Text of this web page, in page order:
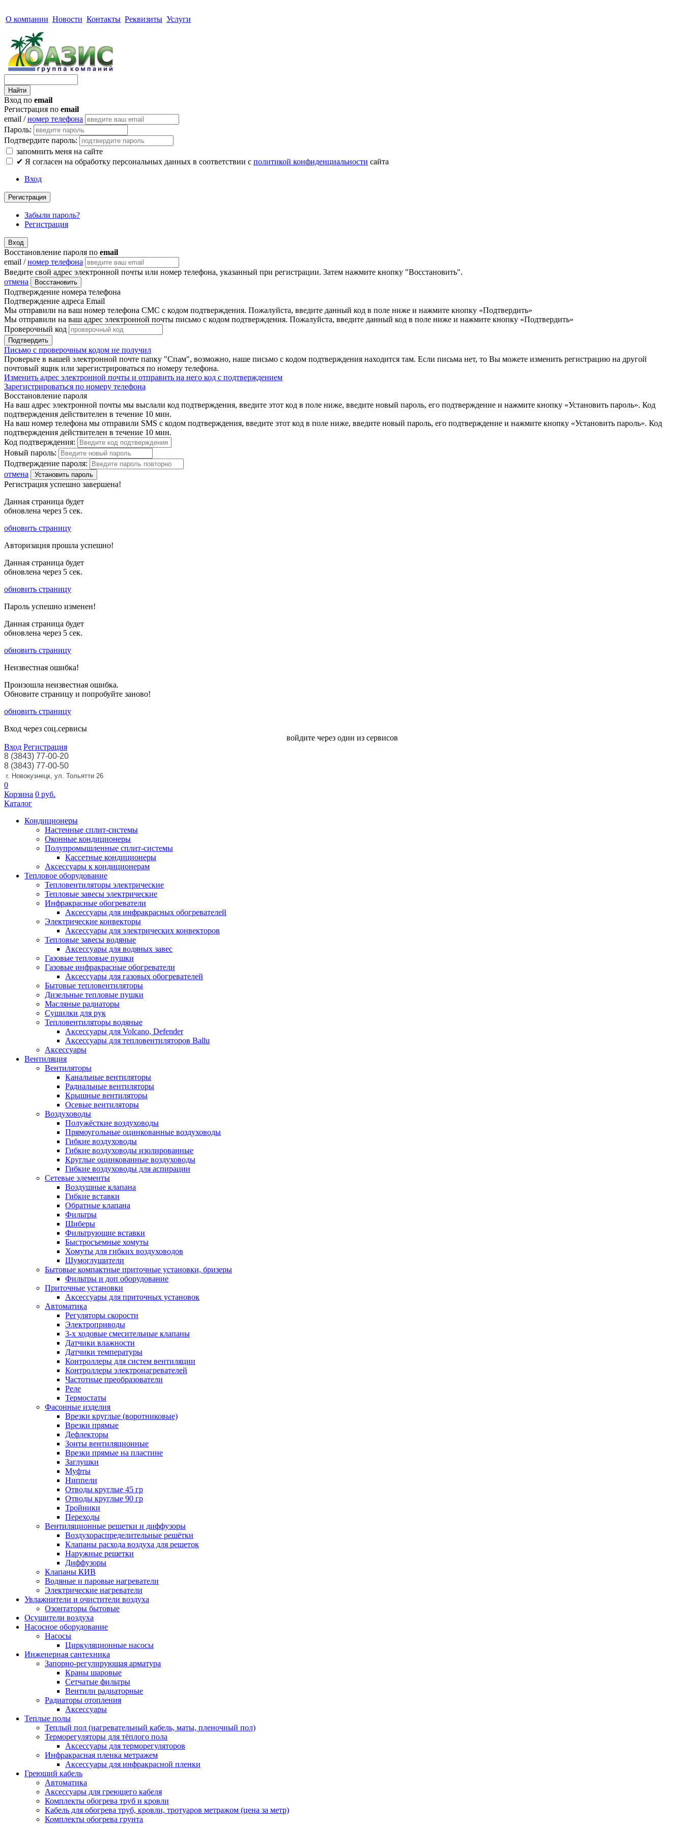
О компании Новости Контакты Реквизиты Услуги
Вход по email
Регистрация по email
email /номер телефона
Пароль:
Подтвердите пароль:
запомнить меня на сайте
✔ Я согласен на обработку персональных данных в соответствии с политикой конфиденциальности сайта
Вход
Регистрация
Забыли пароль?
Регистрация
Вход
Восстановление пароля по email
email /номер телефона
Введите свой адрес электронной почты или номер телефона, указанный при регистрации. Затем нажмите кнопку "Восстановить".
отмена
Восстановить
Подтверждение номера телефона
Подтверждение адреса Email
Мы отправили на ваш номер телефона СМС с кодом подтверждения. Пожалуйста, введите данный код в поле ниже и нажмите кнопку «Подтвердить»
Мы отправили на ваш адрес электронной почты письмо с кодом подтверждения. Пожалуйста, введите данный код в поле ниже и нажмите кнопку «Подтвердить»
Проверочный код
Подтвердить
Письмо с проверочным кодом не получил
Проверьте в вашей электронной почте папку "Спам", возможно, наше письмо с кодом подтверждения находится там. Если письма нет, то Вы можете изменить регистрацию на другой
почтовый ящик или зарегистрироваться по номеру телефона.
Изменить адрес электронной почты и отправить на него код с подтверждением
Зарегистрироваться по номеру телефона
Восстановление пароля
На ваш адрес электронной почты мы выслали код подтверждения, введите этот код в поле ниже, введите новый пароль, его подтверждение и нажмите кнопку «Установить пароль». Код
подтверждения действителен в течение 10 мин.
На ваш номер телефона мы отправили SMS с кодом подтверждения, введите этот код в поле ниже, введите новый пароль, его подтверждение и нажмите кнопку «Установить пароль». Код
подтверждения действителен в течение 10 мин.
Код подтверждения:
Новый пароль:
Подтверждение пароля:
отмена
Установить пароль
Регистрация успешно завершена!
Данная страница будет
обновлена через 5 сек.
обновить страницу
Авторизация прошла успешно!
Данная страница будет
обновлена через 5 сек.
обновить страницу
Пароль успешно изменен!
Данная страница будет
обновлена через 5 сек.
обновить страницу
Неизвестная ошибка!
Произошла неизвестная ошибка.
Обновите страницу и попробуйте заново!
обновить страницу
Вход через соц.сервисы
войдите через один из сервисов
Вход Регистрация
8 (3843) 77-00-20
8 (3843) 77-00-50
г. Новокузнецк, ул. Тольятти 26
0
Корзина 0 руб.
Каталог
Кондиционеры
Настенные сплит-системы
Оконные кондиционеры
Полупромышленные сплит-системы
Кассетные кондиционеры
Аксессуары к кондиционерам
Тепловое оборудование
Тепловентиляторы электрические
Тепловые завесы электрические
Инфракрасные обогреватели
Аксессуары для инфракрасных обогревателей
Электрические конвекторы
Аксессуары для электрических конвекторов
Тепловые завесы водяные
Аксессуары для водяных завес
Газовые тепловые пушки
Газовые инфракрасные обогреватели
Аксессуары для газовых обогревателей
Бытовые тепловентиляторы
Дизельные тепловые пушки
Масляные радиаторы
Сушилки для рук
Тепловентиляторы водяные
Аксессуары для Volcano, Defender
Аксессуары для тепловентиляторов Ballu
Аксессуары
Вентиляция
Вентиляторы
Канальные вентиляторы
Радиальные вентиляторы
Крышные вентиляторы
Осевые вентиляторы
Воздуховоды
Полужёсткие воздуховоды
Прямоугольные оцинкованные воздуховоды
Гибкие воздуховоды
Гибкие воздуховоды изолированные
Круглые оцинкованные воздуховоды
Гибкие воздуховоды для аспирации
Сетевые элементы
Воздушные клапана
Гибкие вставки
Обратные клапана
Фильтры
Шиберы
Фильтрующие вставки
Быстросъемные хомуты
Хомуты для гибких воздуховодов
Шумоглушители
Бытовые компактные приточные установки, бризеры
Фильтры и доп оборудование
Приточные установки
Аксессуары для приточных установок
Автоматика
Регуляторы скорости
Электроприводы
3-х ходовые смесительные клапаны
Датчики влажности
Датчики температуры
Контроллеры для систем вентиляции
Контроллеры электронагревателей
Частотные преобразователи
Реле
Термостаты
Фасонные изделия
Врезки круглые (воротниковые)
Врезки прямые
Дефлекторы
Зонты вентиляционные
Врезки прямые на пластине
Заглушки
Муфты
Ниппели
Отводы круглые 45 гр
Отводы круглые 90 гр
Тройники
Переходы
Вентиляционные решетки и диффузоры
Воздухораспределительные решётки
Клапаны расхода воздуха для решеток
Наружные решетки
Диффузоры
Клапаны КИВ
Водяные и паровые нагреватели
Электрические нагреватели
Увлажнители и очистители воздуха
Озонтаторы бытовые
Осушители воздуха
Насосное оборудование
Насосы
Циркуляционные насосы
Инженерная сантехника
Запорно-регулирующая арматура
Краны шаровые
Сетчатые фильтры
Вентили радиаторные
Радиаторы отопления
Аксессуары
Теплые полы
Теплый пол (нагревательный кабель, маты, пленочный пол)
Терморегуляторы для тёплого пола
Аксессуары для терморегуляторов
Инфракрасная пленка метражем
Аксессуары для инфракрасной пленки
Греющий кабель
Автоматика
Аксессуары для греющего кабеля
Комплекты обогрева труб и кровли
Кабель для обогрева труб, кровли, тротуаров метражом (цена за метр)
Комплекты обогрева грунта